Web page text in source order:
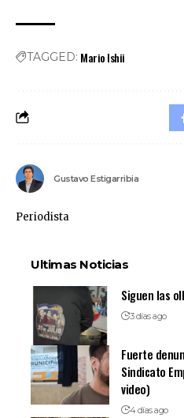
TAGGED: Mario Ishii
Gustavo Estigarribia
Periodista
Ultimas Noticias
Siguen las
3 días ago
Fuerte
Sindicato
video)
4 días ago